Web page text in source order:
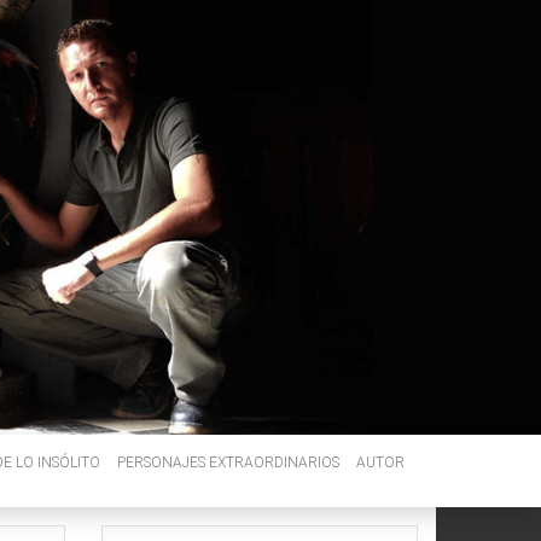
LO INSÓLITO PERSONAJES EXTRAORDINARIOS AUTOR